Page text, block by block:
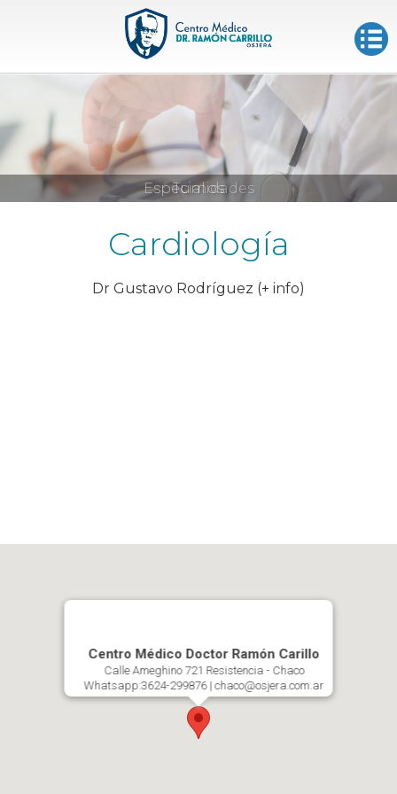
Turnos
Especialidades
Cardiología
Dr Gustavo Rodríguez (+ info)
Centro Médico Doctor Ramón Carillo
Calle Ameghino 721 Resistencia - Chaco
Whatsapp:3624-299876 | chaco@osjera.com.ar